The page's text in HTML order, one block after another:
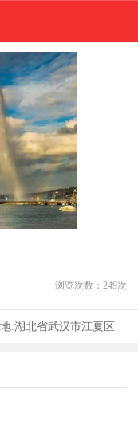
浏览次数： 249次
:湖北省武汉市江夏区